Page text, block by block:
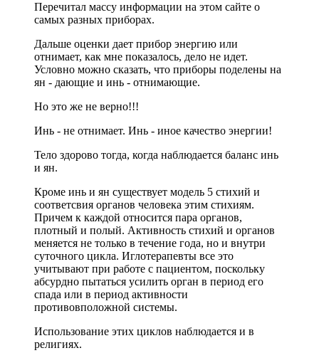
Перечитал массу информации на этом сайте о
самых разных приборах.
Дальше оценки дает прибор энергию или
отнимает, как мне показалось, дело не идет.
Условно можно сказать, что приборы поделены на
ян - дающие и инь - отнимающие.
Но это же не верно!!!
Инь - не отнимает. Инь - иное качество энергии!
Тело здорово тогда, когда наблюдается баланс инь
и ян.
Кроме инь и ян существует модель 5 стихий и
соответсвия органов человека этим стихиям.
Причем к каждой относится пара органов,
плотный и полый. Активность стихий и органов
меняется не только в течение года, но и внутри
суточного цикла. Иглотерапевты все это
учитывают при работе с пациентом, поскольку
абсурдно пытаться усилить орган в период его
спада или в период активности
противовположной системы.
Использование этих циклов наблюдается и в
религиях.